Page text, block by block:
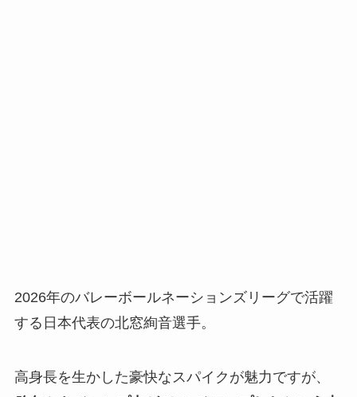
2026年のバレーボールネーションズリーグで活躍
する日本代表の北窓絢音選手。
高身長を生かした豪快なスパイクが魅力ですが、